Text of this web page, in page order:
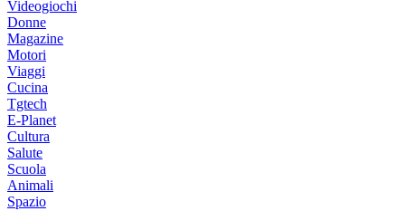
Videogiochi
Donne
Magazine
Motori
Viaggi
Cucina
Tgtech
E-Planet
Cultura
Salute
Scuola
Animali
Spazio